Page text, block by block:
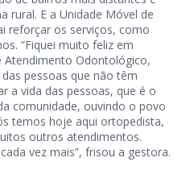
rural. E a Unidade Móvel de
reforçar os serviços, como
“Fiquei muito feliz em
Atendimento Odontológico,
pessoas que não têm
a vida das pessoas, que é o
comunidade, ouvindo o povo
temos hoje aqui ortopedista,
outros atendimentos.
vez mais”, frisou a gestora.